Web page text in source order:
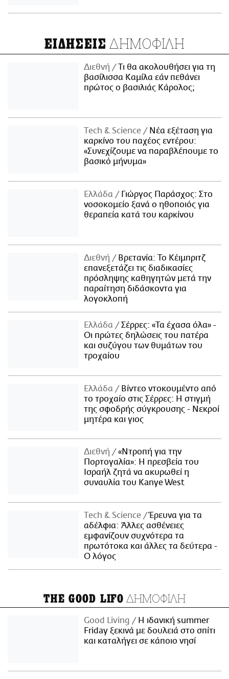
ΕΙΔΗΣΕΙΣ ΔΗΜΟΦΙΛΗ
Διεθνή
Τι θα ακολουθήσει για τη
βασίλισσα Καμίλα εάν πεθάνει
πρώτος ο βασιλιάς Κάρολος;
Τech & Science
Νέα εξέταση για
καρκίνο του παχέος εντέρου:
«Συνεχίζουμε να παραβλέπουμε το
βασικό μήνυμα»
Ελλάδα
Γιώργος Παράσχος: Στο
νοσοκομείο ξανά ο ηθοποιός για
θεραπεία κατά του καρκίνου
Διεθνή
Βρετανία: Το Κέιμπριτζ
επανεξετάζει τις διαδικασίες
πρόσληψης καθηγητών μετά την
παραίτηση διδάσκοντα για
λογοκλοπή
Ελλάδα
Σέρρες: «Τα έχασα όλα» -
Οι πρώτες δηλώσεις του πατέρα
και συζύγου των θυμάτων του
τροχαίου
Ελλάδα
Βίντεο ντοκουμέντο από
το τροχαίο στις Σέρρες: Η στιγμή
της σφοδρής σύγκρουσης - Νεκροί
μητέρα και γιος
Διεθνή
«Ντροπή για την
Πορτογαλία»: Η πρεσβεία του
Ισραήλ ζητά να ακυρωθεί η
συναυλία του Kanye West
Τech & Science
Έρευνα για τα
αδέλφια: Άλλες ασθένειες
εμφανίζουν συχνότερα τα
πρωτότοκα και άλλες τα δεύτερα -
Ο λόγος
THE GOOD LIFO ΔΗΜΟΦΙΛΗ
Good Living
Η ιδανική summer
Friday ξεκινά με δουλειά στο σπίτι
και καταλήγει σε κάποιο νησί